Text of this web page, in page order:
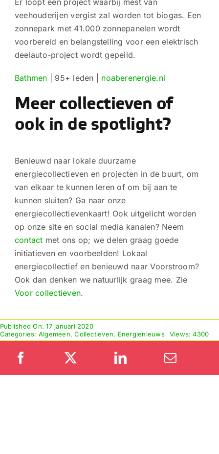
veehouderijen vergist zal worden tot biogas. Een
zonnepark met 41.000 zonnepanelen wordt
voorbereid en belangstelling voor een elektrisch
deelauto-project wordt gepeild.
Bathmen | 95+ leden | noaberenergie.nl
Meer collectieven of
ook in de spotlight?
Benieuwd naar lokale duurzame
energiecollectieven en projecten in de buurt, om
van elkaar te kunnen leren of om bij aan te
kunnen sluiten? Ga naar onze
energiecollectievenkaart! Ook uitgelicht worden
op onze site en social media kanalen? Neem
contact met ons op; we delen graag goede
initiatieven en voorbeelden! Lokaal
energiecollectief en benieuwd naar Voorstroom?
Ook dan denken we natuurlijk graag mee. Zie
Voor collectieven.
Published On: 17 januari 2020
Categories: Algemeen,Collectieven, Energienieuws Views: 4300